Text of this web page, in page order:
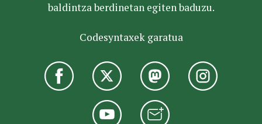
baldintza berdinetan egiten baduzu.
Codesyntaxek garatua